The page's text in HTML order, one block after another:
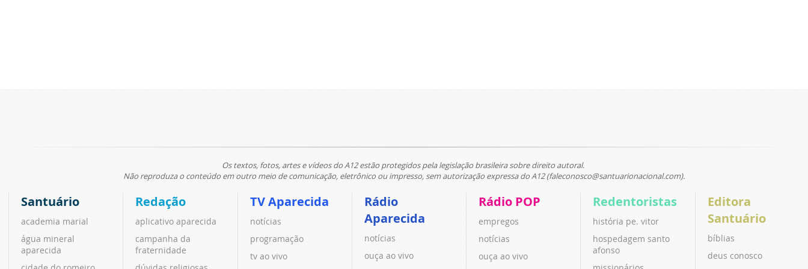
Os textos, fotos, artes e vídeos do A12 estão protegidos pela legislação brasileira sobre direito autoral.
Não reproduza o conteúdo em outro meio de comunicação, eletrônico ou impresso, sem autorização expressa do A12 (faleconosco@santuarionacional.com).
Santuário
academia marial
água mineral
aparecida
Redação
aplicativo aparecida
campanha da
fraternidade
TV Aparecida
notícias
programação
tv ao vivo
Rádio
Aparecida
notícias
ouça ao vivo
Rádio POP
empregos
notícias
ouça ao vivo
Redentoristas
história pe. vitor
hospedagem santo
afonso
Editora
Santuário
bíblias
deus conosco